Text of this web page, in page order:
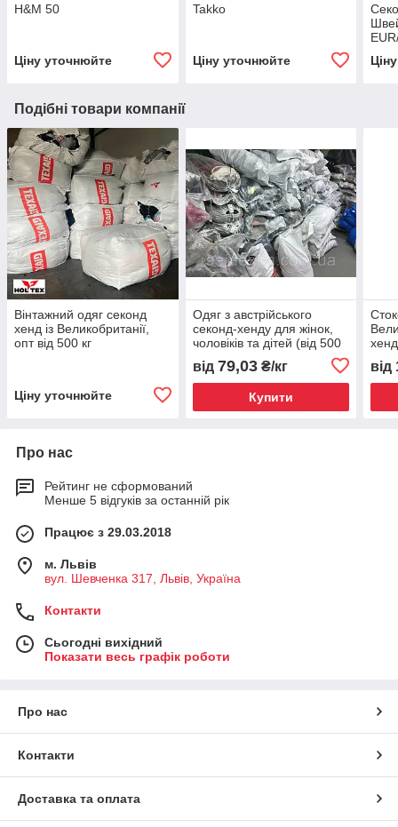
H&M 50
Ціну уточнюйте
Takko
Ціну уточнюйте
Подібні товари компанії
Вінтажний одяг секонд
хенд із Великобританії,
опт від 500 кг
Ціну уточнюйте
Одяг з австрійського
секонд-хенду для жінок,
чоловіків та дітей (від 500
від 79,03₴/кг
Купити
від
Про нас
Рейтинг не сформований
Менше 5 відгуків за останній рік
Працює з 29.03.2018
м. Львів
вул. Шевченка 317, Львів, Україна
Контакти
Сьогодні вихідний
Показати весь графік роботи
Про нас
Контакти
Доставка та оплата